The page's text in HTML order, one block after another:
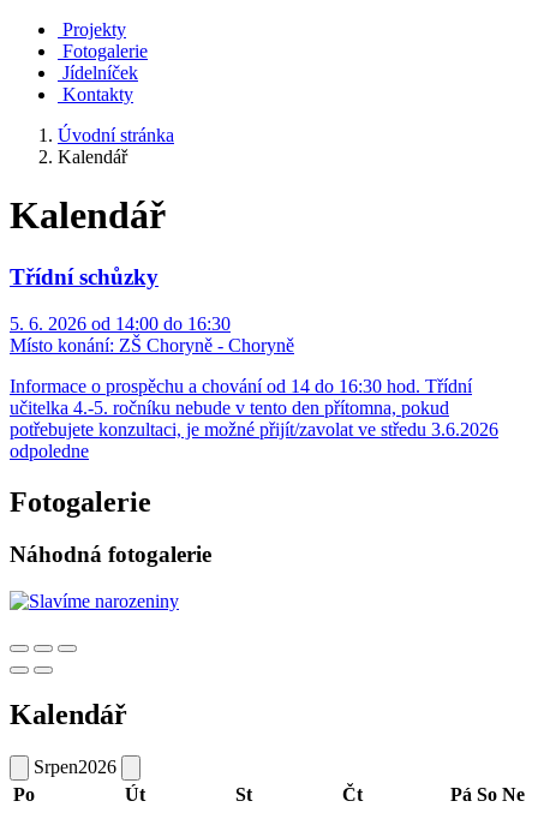
Projekty
Fotogalerie
Jídelníček
Kontakty
Úvodní stránka
Kalendář
Kalendář
Třídní schůzky
5. 6. 2026 od 14:00 do 16:30
Místo konání: ZŠ Choryně - Choryně
Informace o prospěchu a chování od 14 do 16:30 hod. Třídní
učitelka 4.-5. ročníku nebude v tento den přítomna, pokud
potřebujete konzultaci, je možné přijít/zavolat ve středu 3.6.2026
odpoledne
Fotogalerie
Náhodná fotogalerie
Kalendář
Srpen2026
Po
Út St Čt Pá So Ne